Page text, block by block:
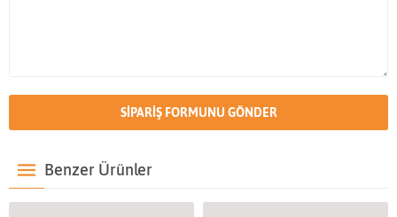
Benzer Ürünler